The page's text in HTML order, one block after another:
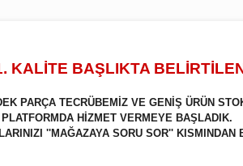
KALİTE BAŞLIKTA
PARÇA TECRÜBEMİZ VE GENİŞ ÜRÜN
HİZMET VERMEYE BAŞLADIK.
''MAĞAZAYA SORU SOR'' KISMINDAN